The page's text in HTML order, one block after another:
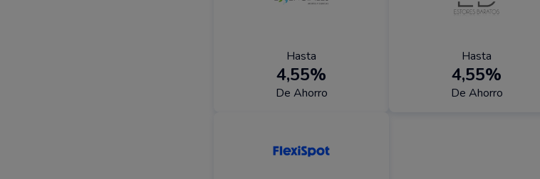
Hasta
4,55%
De Ahorro
Hasta
4,55%
De Ahorro